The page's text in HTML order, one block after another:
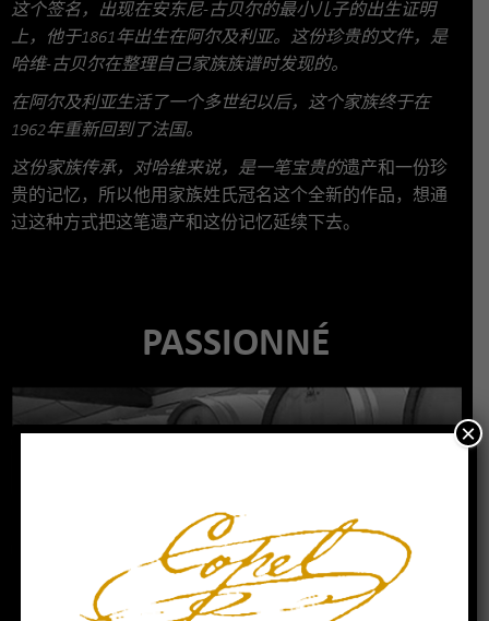
这个签名，出现在安东尼-古贝尔的最小儿子的出生证明
上，他于1861年出生在阿尔及利亚。这份珍贵的文件，是
哈维-古贝尔在整理自己家族族谱时发现的。
在阿尔及利亚生活了一个多世纪以后，这个家族终于在
1962年重新回到了法国。
这份家族传承，对哈维来说，是一笔宝贵的遗产和一份珍
贵的记忆，所以他用家族姓氏冠名这个全新的作品，想通
过这种方式把这笔遗产和这份记忆延续下去。
PASSIONNÉ
×